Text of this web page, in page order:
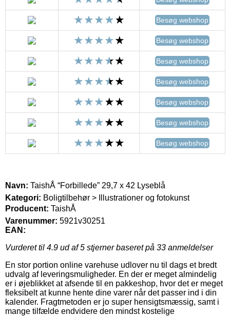
Besøg webshop
Besøg webshop
Besøg webshop
Besøg webshop
Besøg webshop
Besøg webshop
Besøg webshop
Navn: TaishÅ “Forbillede” 29,7 x 42 Lyseblå
Kategori: Boligtilbehør > Illustrationer og fotokunst
Producent: TaishÅ
Varenummer: 5921v30251
EAN:
Vurderet til 4.9 ud af 5 stjerner baseret på 33 anmeldelser
En stor portion online varehuse udlover nu til dags et bredt
udvalg af leveringsmuligheder. En der er meget almindelig
er i øjeblikket at afsende til en pakkeshop, hvor det er meget
fleksibelt at kunne hente dine varer når det passer ind i din
kalender. Fragtmetoden er jo super hensigtsmæssig, samt i
mange tilfælde endvidere den mindst kostelige